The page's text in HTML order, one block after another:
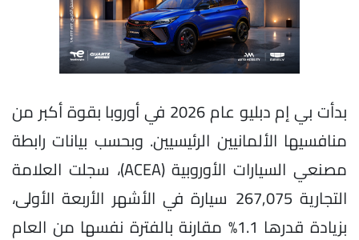
بدأت بي إم دبليو عام 2026 في أوروبا بقوة أكبر من
منافسيها الألمانيين الرئيسيين. وبحسب بيانات رابطة
مصنعي السيارات الأوروبية (ACEA)، سجلت العلامة
التجارية 267,075 سيارة في الأشهر الأربعة الأولى،
بزيادة قدرها 1.1% مقارنة بالفترة نفسها من العام